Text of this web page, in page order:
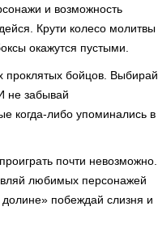
и возможность
Крути колесо молитвы
окажутся пустыми.
проклятых бойцов. Выбирай
не забывай
когда-либо упоминались в
почти невозможно.
любимых персонажей
побеждай слизня и